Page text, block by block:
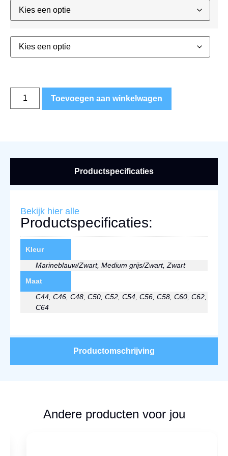
Toevoegen aan winkelwagen
Productspecificaties
Productomschrijving
Bekijk hier alle
Productspecificaties:
Kleur
Marineblauw/Zwart, Medium grijs/Zwart, Zwart
Maat
C44, C46, C48, C50, C52, C54, C56, C58, C60, C62,
C64
Andere producten voor jou